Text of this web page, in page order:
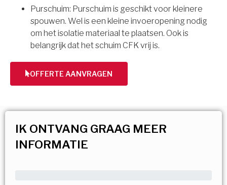
Purschuim: Purschuim is geschikt voor kleinere
spouwen. Wel is een kleine invoeropening nodig
om het isolatie materiaal te plaatsen. Ook is
belangrijk dat het schuim CFK vrij is.
OFFERTE AANVRAGEN
IK ONTVANG GRAAG MEER
INFORMATIE